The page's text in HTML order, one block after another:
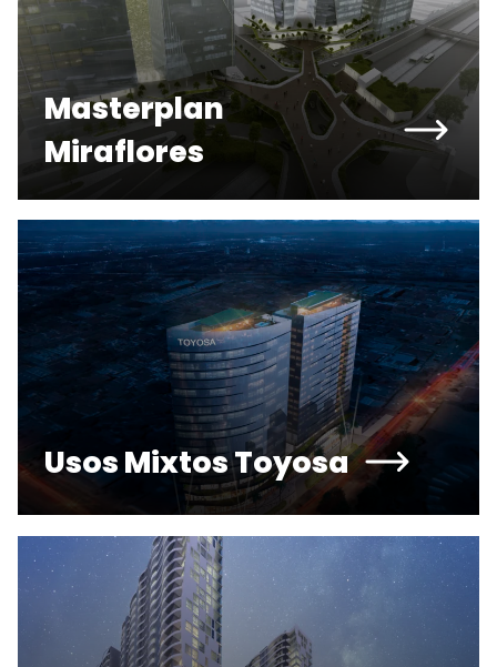
Masterplan
Miraflores
Usos Mixtos Toyosa